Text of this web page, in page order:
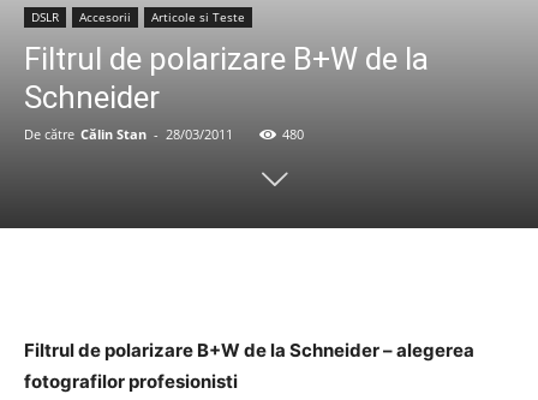
DSLR Accesorii Articole si Teste
Filtrul de polarizare B+W de la
Schneider
De către Călin Stan - 28/03/2011 480
Filtrul de polarizare B+W de la Schneider – alegerea
fotografilor profesionisti